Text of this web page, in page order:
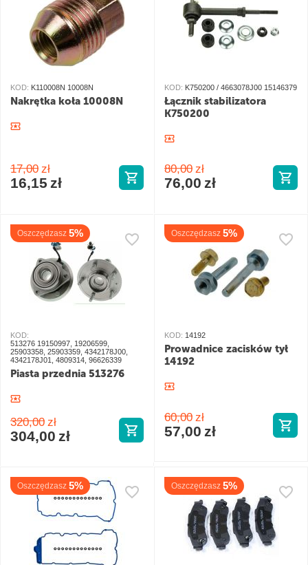
KOD: K110008N 10008N
Nakrętka koła 10008N
17,00 zł
16,15 zł
KOD: K750200 / 4663078J00 15146379
Łącznik stabilizatora
K750200
80,00 zł
76,00 zł
Oszczędzasz 5%
KOD:
513276 19150997, 19206599,
25903358, 25903359, 4342178J00,
4342178J01, 4809314, 96626339
Piasta przednia 513276
320,00 zł
304,00 zł
Oszczędzasz 5%
KOD: 14192
Prowadnice zacisków tył
14192
60,00 zł
57,00 zł
Oszczędzasz 5% Oszczędzasz 5%